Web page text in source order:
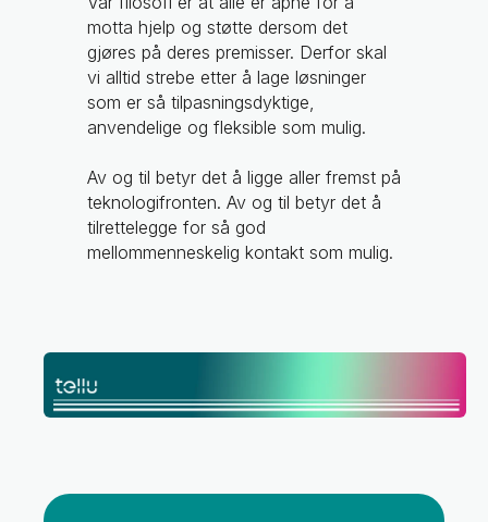
motta hjelp og støtte dersom det
gjøres på deres premisser. Derfor skal
vi alltid strebe etter å lage løsninger
som er så tilpasningsdyktige,
anvendelige og fleksible som mulig.
Av og til betyr det å ligge aller fremst på
teknologifronten. Av og til betyr det å
tilrettelegge for så god
mellommenneskelig kontakt som mulig.